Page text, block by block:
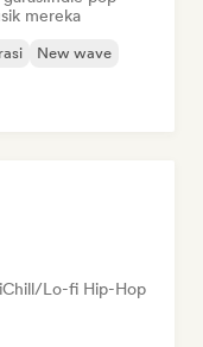
mereka
New wave
Chill/Lo-fi Hip-Hop